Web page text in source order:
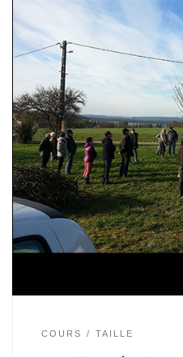
COURS TAILLE